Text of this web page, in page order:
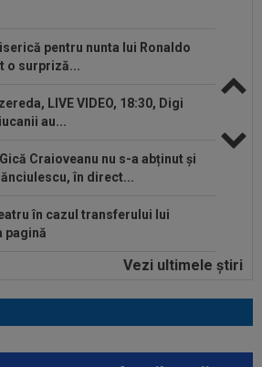
pentru nunta lui Ronaldo
o surpriză...
LIVE VIDEO, 18:30, Digi
au...
Gică Craioveanu nu s-a abținut și
în direct...
în cazul transferului lui
pagină
a rupt tăcerea despre situația
al spitalului din Rosario
Vezi ultimele ştiri